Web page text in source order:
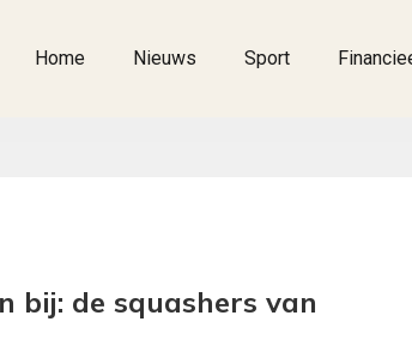
Home Nieuws Sport
bij: de squashers van